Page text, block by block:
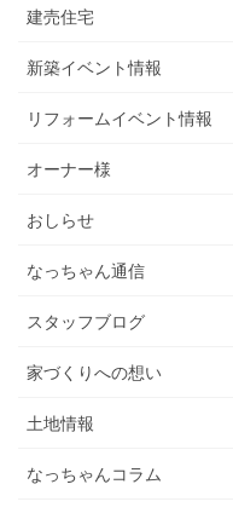
建売住宅
新築イベント情報
リフォームイベント情報
オーナー様
おしらせ
なっちゃん通信
スタッフブログ
家づくりへの想い
土地情報
なっちゃんコラム